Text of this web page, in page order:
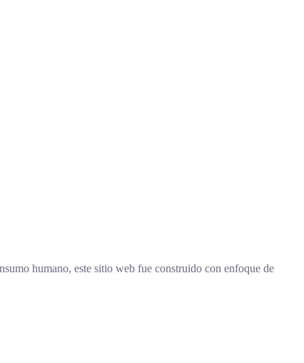
humano, este sitio web fue construido con enfoque de